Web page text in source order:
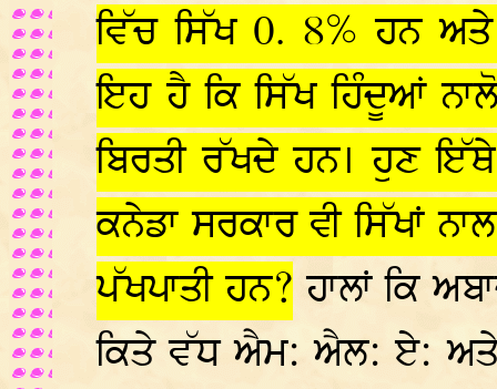
ਵਿੱਚ ਸਿੱਖ 0. 8% ਹਨ ਅਤੇ
ਇਹ ਹੈ ਕਿ ਸਿੱਖ ਹਿੰਦੂਆਂ
ਬਿਰਤੀ ਰੱਖਦੇ ਹਨ। ਹੁਣ
ਕਨੇਡਾ ਸਰਕਾਰ ਵੀ ਸਿੱਖਾਂ
ਪੱਖਪਾਤੀ ਹਨ? ਹਾਲਾਂ ਕਿ
ਕਿਤੇ ਵੱਧ ਐਮ: ਐਲ: ਏ: